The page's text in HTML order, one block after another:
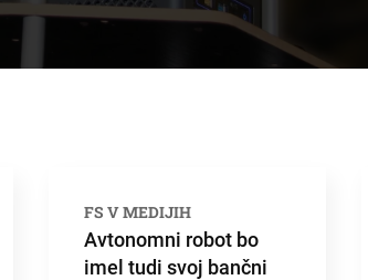
FS V MEDIJIH
Avtonomni robot bo
imel tudi svoj bančni